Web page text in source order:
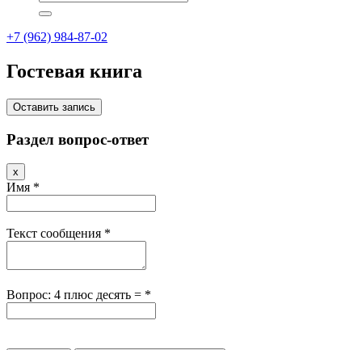
+7 (962) 984-87-02
Гостевая книга
Раздел вопрос-ответ
x
эту
форму.
Имя *
Текст сообщения *
Вопрос: 4 плюс десять = *